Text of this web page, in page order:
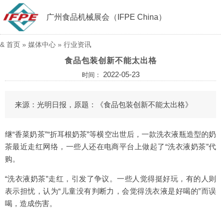
广州食品机械展会（IFPE China）
& 首页 » 媒体中心 » 行业资讯
食品包装创新不能太出格
时间： 2022-05-23
来源：光明日报，原题：《食品包装创新不能太出格》
继“香菜奶茶”“折耳根奶茶”等横空出世后，一款洗衣液瓶造型的奶
茶最近走红网络，一些人还在电商平台上做起了“洗衣液奶茶”代
购。
“洗衣液奶茶”走红，引发了争议。一些人觉得挺好玩，有的人则
表示担忧，认为“儿童没有判断力，会觉得洗衣液是好喝的”而误
喝，造成伤害。